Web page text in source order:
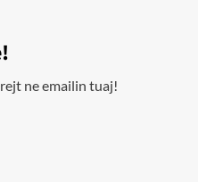
ne emailin tuaj!